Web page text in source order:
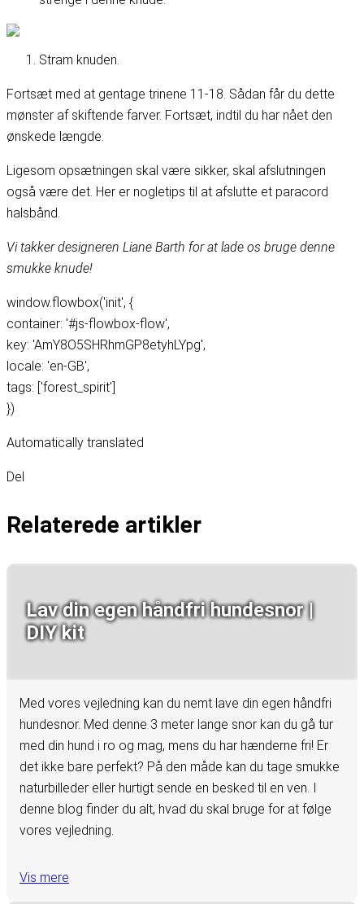
Stram knuden.
Fortsæt med at gentage trinene 11-18. Sådan får du dette
mønster af skiftende farver. Fortsæt, indtil du har nået den
ønskede længde.
Ligesom opsætningen skal være sikker, skal afslutningen
også være det. Her er nogletips til at afslutte et paracord
halsbånd.
Vi takker designeren Liane Barth for at lade os bruge denne
smukke knude!
window.flowbox('init', {
container: '#js-flowbox-flow',
key: 'AmY8O5SHRhmGP8etyhLYpg',
locale: 'en-GB',
tags: ['forest_spirit']
})
Automatically translated
Del
Relaterede artikler
Lav din egen håndfri hundesnor |
DIY kit
Med vores vejledning kan du nemt lave din egen håndfri
hundesnor. Med denne 3 meter lange snor kan du gå tur
med din hund i ro og mag, mens du har hænderne fri! Er
det ikke bare perfekt? På den måde kan du tage smukke
naturbilleder eller hurtigt sende en besked til en ven. I
denne blog finder du alt, hvad du skal bruge for at følge
vores vejledning.
Vis mere